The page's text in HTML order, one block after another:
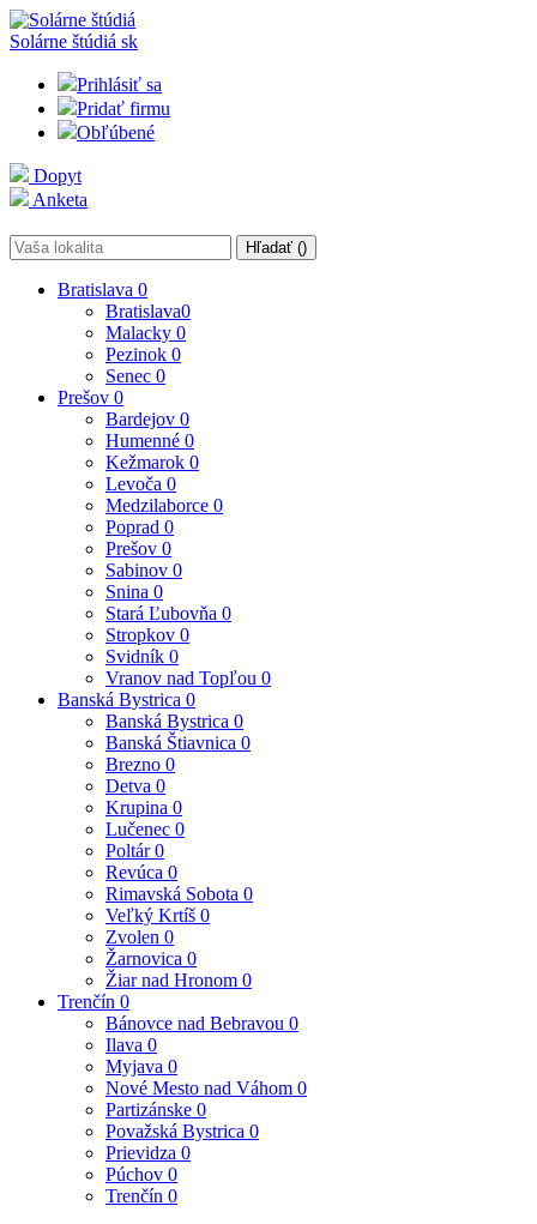
Solárne štúdiá sk
Prihlásiť sa
Pridať firmu
Obľúbené
Dopyt
Anketa
Hľadať ()
Bratislava 0
Bratislava0
Malacky 0
Pezinok 0
Senec 0
Prešov 0
Bardejov 0
Humenné 0
Kežmarok 0
Levoča 0
Medzilaborce 0
Poprad 0
Prešov 0
Sabinov 0
Snina 0
Stará Ľubovňa 0
Stropkov 0
Svidník 0
Vranov nad Topľou 0
Banská Bystrica 0
Banská Bystrica 0
Banská Štiavnica 0
Brezno 0
Detva 0
Krupina 0
Lučenec 0
Poltár0
Revúca 0
Rimavská Sobota 0
Veľký Krtíš 0
Zvolen 0
Žarnovica 0
Žiar nad Hronom 0
Trenčín 0
Bánovce nad Bebravou 0
Ilava 0
Myjava 0
Nové Mesto nad Váhom 0
Partizánske 0
Považská Bystrica 0
Prievidza 0
Púchov 0
Trenčín 0